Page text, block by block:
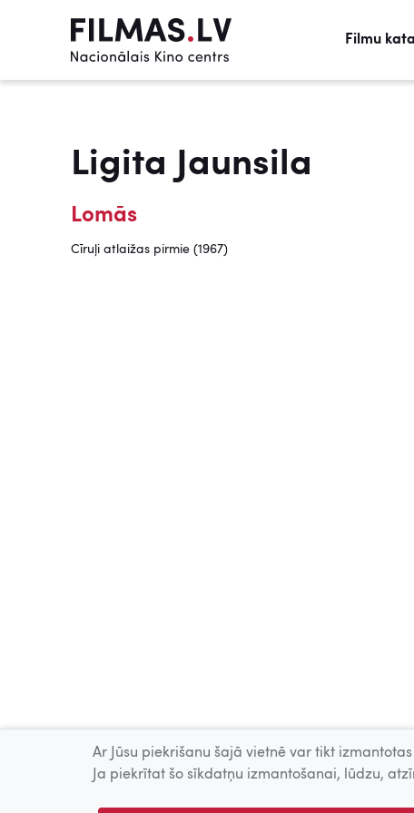
Filmu
Ligita Jaunsila
Lomās
Cīruļi atlaižas pirmie (1967)
Ar Jūsu piekrišanu šajā vietnē var tikt
Ja piekrītat šo sīkdatņu izmantošanai, lūdzu,